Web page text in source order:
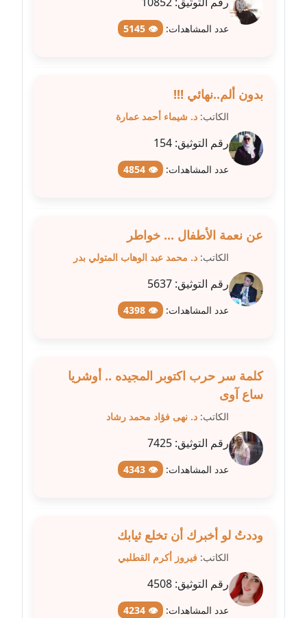
عاملة
مدونة سهير عسكر
عاملة
مدونة سوزان بهنسي
عاملة
مدونة شادي الربابعة
مدونة شرف الدين محمد
عاملة
مدونة شيماء الجمل
عاملة
عاملة
مدونة شيماء عصام
مدونة شيماء عمارة
عدد المشاهدات: 👁 5145
بدون ألم..نهائي !!!
الكاتب: د. شيماء أحمد عمارة
رقم التوثيق: 154
عدد المشاهدات: 👁 4854
عن نعمة الأطفال ... خواطر
الكاتب: د. محمد عبد الوهاب المتولي بدر
رقم التوثيق: 5637
عدد المشاهدات: 👁 4398
كلمة سر حرب اكتوبر المجيده .. أوشريا
ساع آوى
الكاتب: د. نهى فؤاد محمد رشاد
رقم التوثيق: 7425
عدد المشاهدات: 👁 4343
وددتُ لو أخبرك أن تخلع ثيابك
الكاتب: فيروز أكرم القطلبي
رقم التوثيق: 4508
عدد المشاهدات: 👁 4234